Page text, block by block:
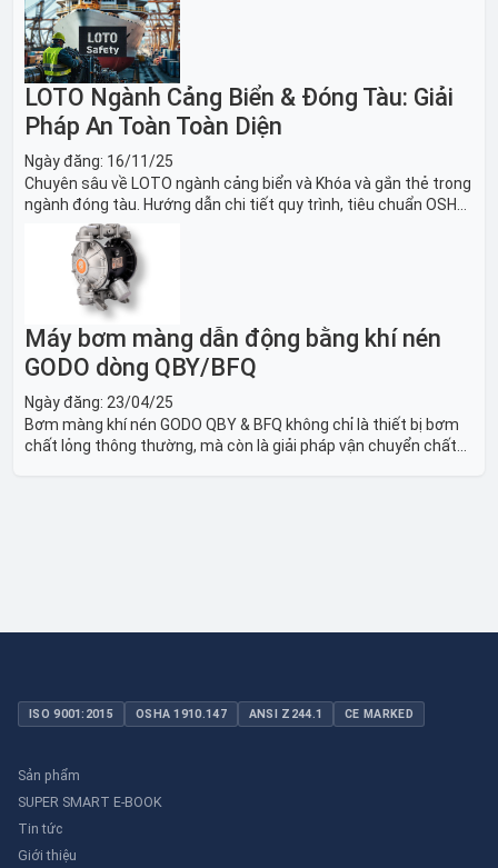
nghiền an toàn.
LOTO Ngành Cảng Biển & Đóng Tàu: Giải
Pháp An Toàn Toàn Diện
Ngày đăng: 16/11/25
Chuyên sâu về LOTO ngành cảng biển và Khóa và gắn thẻ trong
ngành đóng tàu. Hướng dẫn chi tiết quy trình, tiêu chuẩn OSHA,
thiết bị và Giải pháp LOTO trong công nghiệp đóng tàu toàn
Máy bơm màng dẫn động bằng khí nén
GODO dòng QBY/BFQ
Ngày đăng: 23/04/25
Bơm màng khí nén GODO QBY & BFQ không chỉ là thiết bị bơm
chất lỏng thông thường, mà còn là giải pháp vận chuyển chất
ISO 9001:2015 OSHA 1910.147 ANSI Z244.1 CE MARKED
Sản phẩm
SUPER SMART E-BOOK
Tin tức
Giới thiệu